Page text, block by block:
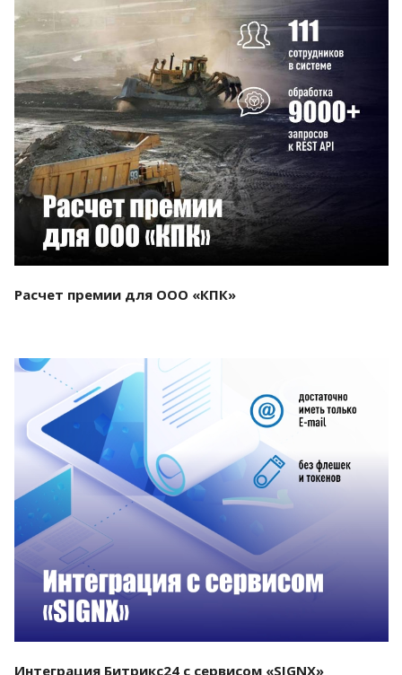
Смотреть проект
Расчет премии для ООО «КПК»
Смотреть проект
Интеграция Битрикс24 с сервисом «SIGNX»